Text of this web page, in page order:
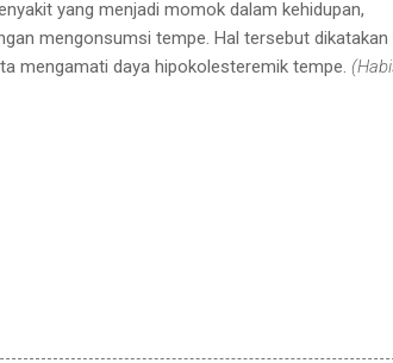
yang menjadi momok dalam kehidupan,
mengonsumsi tempe. Hal tersebut dikatakan
mengamati daya hipokolesteremik tempe.